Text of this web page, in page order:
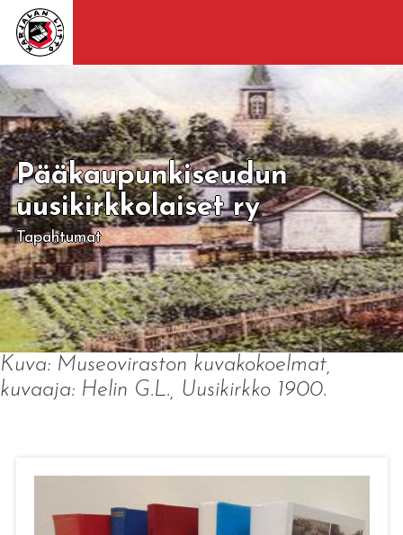
Pääkaupunkiseudun
uusikirkkolaiset ry
Tapahtumat
Kuva: Museoviraston kuvakokoelmat,
kuvaaja: Helin G.L., Uusikirkko 1900.